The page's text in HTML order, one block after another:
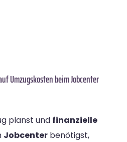
Umzugskosten beim Jobcenter
planst und finanzielle
Jobcenter benötigst,